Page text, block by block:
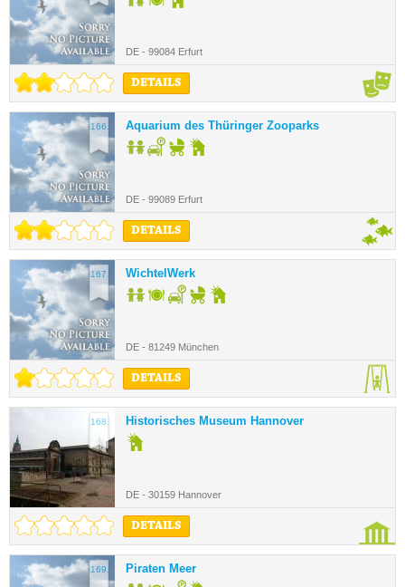
DE - 99084 Erfurt
DETAILS
166. Aquarium des Thüringer Zooparks
DE - 99089 Erfurt
DETAILS
167. WichtelWerk
DE - 81249 München
DETAILS
168. Historisches Museum Hannover
DE - 30159 Hannover
DETAILS
169. Piraten Meer